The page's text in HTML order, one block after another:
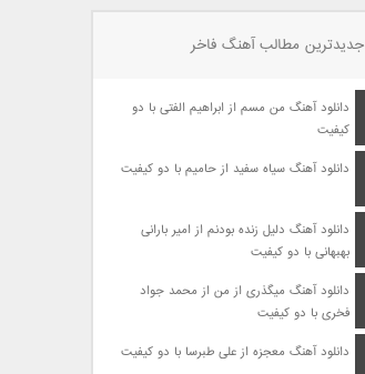
جدیدترین مطالب آهنگ فاخر
دانلود آهنگ من مسم از ابراهیم الفتی با دو
کیفیت
دانلود آهنگ سیاه سفید از حامیم با دو کیفیت
دانلود آهنگ دلیل زنده بودنم از امیر بارانی
بهبهانی با دو کیفیت
دانلود آهنگ میگذری از من از محمد جواد
فخری با دو کیفیت
دانلود آهنگ معجزه از علی طبرسا با دو کیفیت